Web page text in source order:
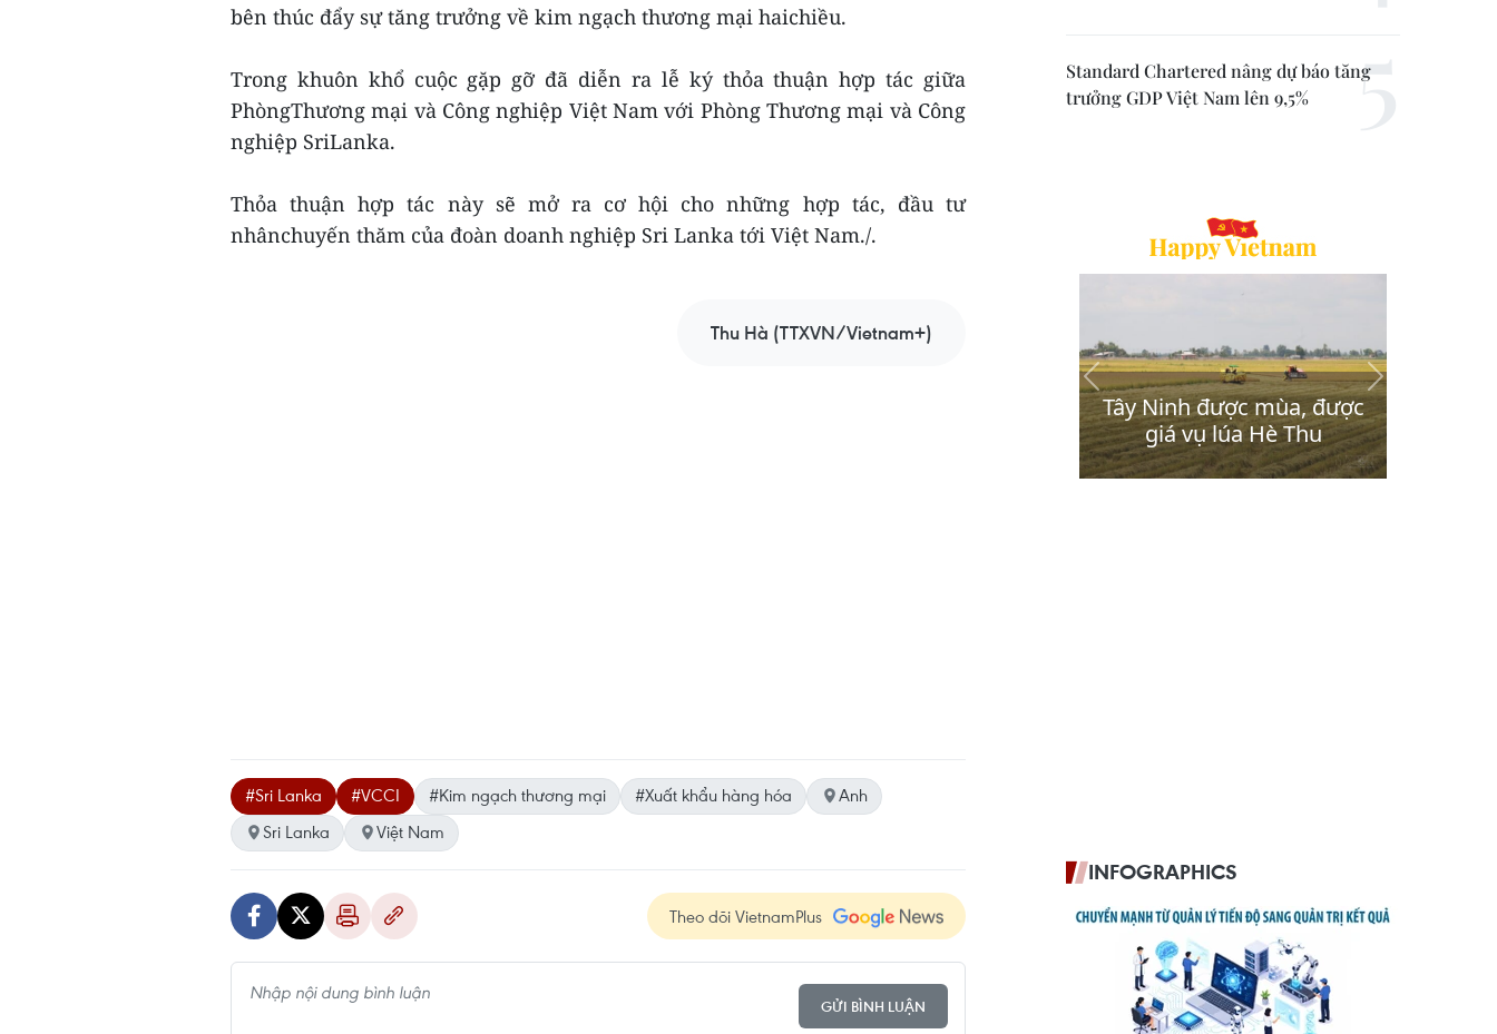
bên thúc đẩy sự tăng trưởng về kim ngạch thương mại haichiều.
Trong khuôn khổ cuộc gặp gỡ đã diễn ra lễ ký thỏa thuận hợp tác giữa
PhòngThương mại và Công nghiệp Việt Nam với Phòng Thương mại và Công
nghiệp SriLanka.
Thỏa thuận hợp tác này sẽ mở ra cơ hội cho những hợp tác, đầu tư
nhânchuyến thăm của đoàn doanh nghiệp Sri Lanka tới Việt Nam./.
Thu Hà (TTXVN/Vietnam+)
#Sri Lanka #VCCI #Kim ngạch thương mại #Xuất khẩu hàng hóa
Anh
Sri Lanka
Việt Nam
Theo dõi VietnamPlus
GỬI BÌNH LUẬN
Standard Chartered nâng dự báo tăng
trưởng GDP Việt Nam lên 9,5%
INFOGRAPHICS